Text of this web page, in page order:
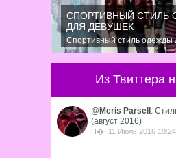
родственную стрижку...
СПОРТИВНЫЙ СТИЛЬ
ДЛЯ ДЕВУШЕК
Спортивный стиль одежды
девушек 2016 — одно из
модных направлений...
Из Твиттера
@ Meris Parsell :
(август 2016)
П�, 11 Июль 2016 10:24